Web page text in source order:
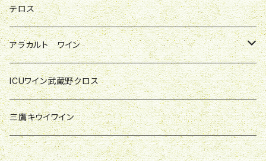
やまさけ店主特別セレクト
ジョバンナのお気に入り
輸入元アルトリヴェッロ直送セット
テロス
アラカルト ワイン
レ・マッキオーレ
フォッソ・コルノ
オルマンニ
ICUワイン武蔵野クロス
三鷹キウイワイン